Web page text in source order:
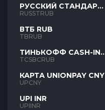
РУССКИЙ СТАНДАРТ
RUB
RUSSTRUB
ВТБ RUB
TBRUB
ТИНЬКОФФ CASH-IN
RUB
TCSBCRUB
КАРТА UNIONPAY CNY
UPCNY
UPI INR
UPIINR